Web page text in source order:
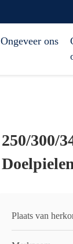
Ongeveer ons
250/300/
Doelpielen
Plaats van